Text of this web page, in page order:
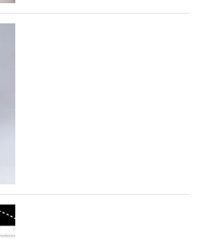
неделе моды
неделе моды,
столице с 26 сентября
1047 заявок. Примерно
дизайнеры,
представлены в…
свои новинки на Euro